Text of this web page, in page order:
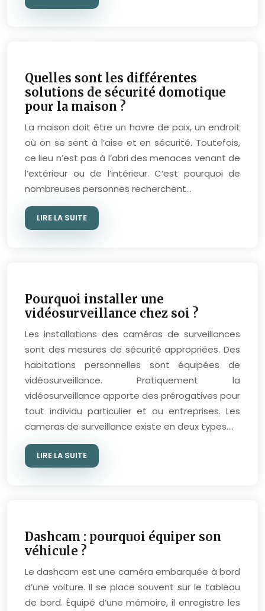
Quelles sont les différentes
solutions de sécurité domotique
pour la maison ?
La maison doit être un havre de paix, un endroit
où on se sent à l’aise et en sécurité. Toutefois,
ce lieu n’est pas à l’abri des menaces venant de
l’extérieur ou de l’intérieur. C’est pourquoi de
nombreuses personnes recherchent…
LIRE LA SUITE
Pourquoi installer une
vidéosurveillance chez soi ?
Les installations des caméras de surveillances
sont des mesures de sécurité appropriées. Des
habitations personnelles sont équipées de
vidéosurveillance. Pratiquement la
vidéosurveillance apporte des prérogatives pour
tout individu particulier et ou entreprises. Les
cameras de surveillance existe en deux types….
LIRE LA SUITE
Dashcam : pourquoi équiper son
véhicule ?
Le dashcam est une caméra embarquée à bord
d’une voiture. Il se place souvent sur le tableau
de bord. Équipé d’une mémoire, il enregistre les